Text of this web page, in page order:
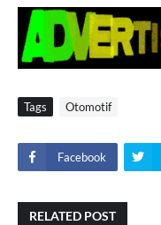
Tags Otomotif
Facebook
RELATED POST